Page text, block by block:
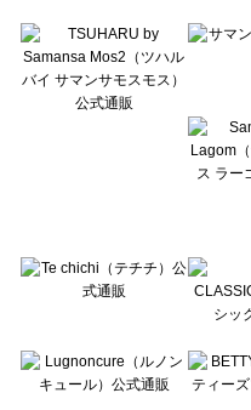
Lugnoncure（ルノンキュール）の一覧
BETTY'S BLUE（べティーズブルー）
Wpc.（ワールドパーティー）の一覧